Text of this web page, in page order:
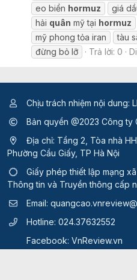
eo biển hormuz
giá
hải quân mỹ tại hormuz
mỹ phong tỏa iran
tàu
đừng bỏ lỡ
Trả lời: 0
Chịu trách nhiệm nội dung:
Bản quyền @2023 Công ty
Địa chỉ: Tầng 2, Tòa nhà
Phường Cầu Giấy, TP Hà Nội
Giấy phép thiết lập mạng
Thông tin và Truyền thông cấp
Email:
Hotline: 024.37632552
Facebook: VnReview.vn